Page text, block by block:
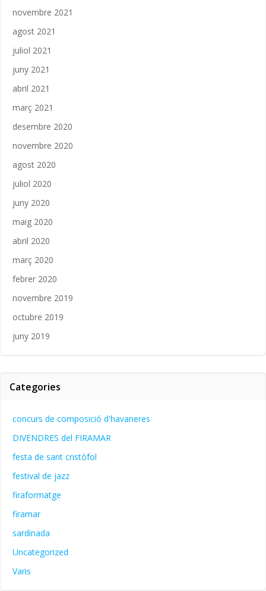
novembre 2021
agost 2021
juliol 2021
juny 2021
abril 2021
març 2021
desembre 2020
novembre 2020
agost 2020
juliol 2020
juny 2020
maig 2020
abril 2020
març 2020
febrer 2020
novembre 2019
octubre 2019
juny 2019
Categories
concurs de composició d'havaneres
DIVENDRES del FIRAMAR
festa de sant cristòfol
festival de jazz
firaformatge
firamar
sardinada
Uncategorized
Varis